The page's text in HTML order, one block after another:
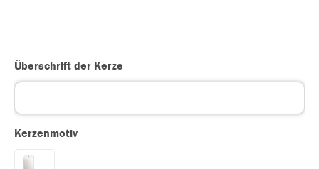
Überschrift der Kerze
Kerzenmotiv